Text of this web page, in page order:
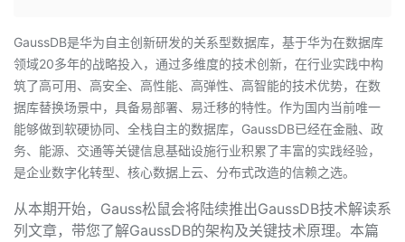
发
者
我
博
的
我
GaussDB是华为自主创新研发的关系型数据库，基于华为在数据库
领域20多年的战略投入，通过多维度的技术创新，在行业实践中构
筑了高可用、高安全、高性能、高弹性、高智能的技术优势，在数
据库替换场景中，具备易部署、易迁移的特性。作为国内当前唯一
能够做到软硬协同、全栈自主的数据库，GaussDB已经在金融、政
务、能源、交通等关键信息基础设施行业积累了丰富的实践经验，
是企业数字化转型、核心数据上云、分布式改造的信赖之选。
从本期开始，Gauss松鼠会将陆续推出GaussDB技术解读系
列文章，带您了解GaussDB的架构及关键技术原理。本篇